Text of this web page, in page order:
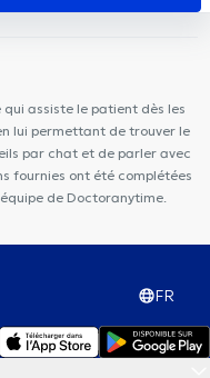
Smile Atelier
Centre
assiste le patient dès les
lui permettant de trouver le
par chat et de parler avec
fournies ont été complétées
de Doctoranytime.
FR